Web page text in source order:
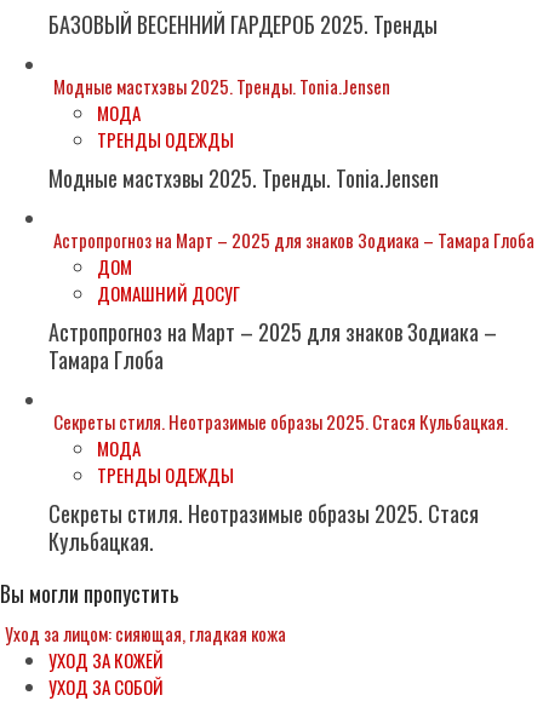
БАЗОВЫЙ ВЕСЕННИЙ ГАРДЕРОБ 2025. Тренды
Модные мастхэвы 2025. Тренды. Tonia.Jensen
МОДА
ТРЕНДЫ ОДЕЖДЫ
Модные мастхэвы 2025. Тренды. Tonia.Jensen
Астропрогноз на Март – 2025 для знаков Зодиака – Тамара Глоба
ДОМ
ДОМАШНИЙ ДОСУГ
Астропрогноз на Март – 2025 для знаков Зодиака –
Тамара Глоба
Секреты стиля. Неотразимые образы 2025. Стася Кульбацкая.
МОДА
ТРЕНДЫ ОДЕЖДЫ
Секреты стиля. Неотразимые образы 2025. Стася
Кульбацкая.
Вы могли пропустить
Уход за лицом: сияющая, гладкая кожа
УХОД ЗА КОЖЕЙ
УХОД ЗА СОБОЙ